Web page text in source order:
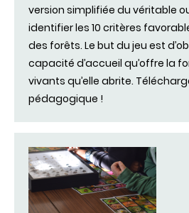
version simplifiée du véritable
identifier les 10 critères
des forêts. Le but du jeu est
capacité d’accueil qu’offre la
vivants qu’elle abrite.
pédagogique !